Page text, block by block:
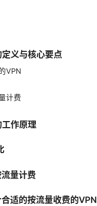
义与核心要点
VPN
计费
作原理
量计费
适的按流量收费的VPN